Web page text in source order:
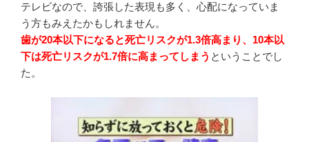
テレビなので、誇張した表現も多く、心配になっていま
う方もみえたかもしれません。
歯が20本以下になると死亡リスクが1.3倍高まり、10本以
下は死亡リスクが1.7倍に高まってしまう ということでし
た。